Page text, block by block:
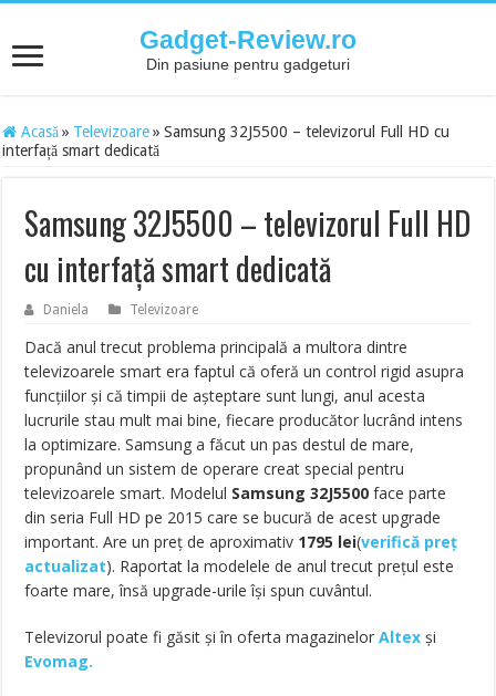
Gadget-Review.ro
Din pasiune pentru gadgeturi
Acasă » Televizoare » Samsung 32J5500 – televizorul Full HD cu
interfață smart dedicată
Samsung 32J5500 – televizorul Full HD
cu interfață smart dedicată
Daniela Televizoare
Dacă anul trecut problema principală a multora dintre
televizoarele smart era faptul că oferă un control rigid asupra
funcțiilor și că timpii de așteptare sunt lungi, anul acesta
lucrurile stau mult mai bine, fiecare producător lucrând intens
la optimizare. Samsung a făcut un pas destul de mare,
propunând un sistem de operare creat special pentru
televizoarele smart. Modelul Samsung 32J5500 face parte
din seria Full HD pe 2015 care se bucură de acest upgrade
important. Are un preț de aproximativ 1795 lei(verifică preț
actualizat). Raportat la modelele de anul trecut prețul este
foarte mare, însă upgrade-urile își spun cuvântul.
Televizorul poate fi găsit și în oferta magazinelorAltex și
Evomag.